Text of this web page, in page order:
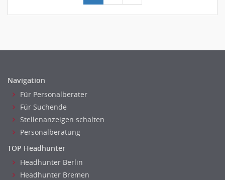
Navigation
Für Personalberater
Für Suchende
Stellenanzeigen schalten
Personalberatung
TOP Headhunter
Headhunter Berlin
Headhunter Bremen